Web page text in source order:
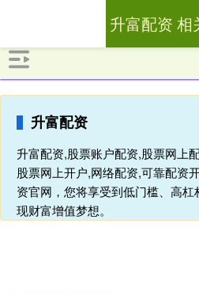
升富配资
升富配资,股票账户配资,股票网上
股票网上开户,网络配资,可靠配资
资官网，您将享受到低门槛、高
现财富增值梦想。
升富配资 相